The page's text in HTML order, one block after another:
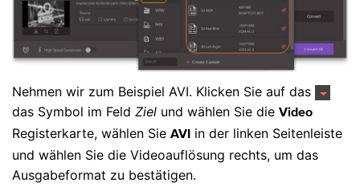
Nehmen wir zum Beispiel AVI. Klicken Sie auf das
das Symbol im Feld Ziel und wählen Sie die Video
Registerkarte, wählen Sie AVI in der linken Seitenleiste
und wählen Sie die Videoauflösung rechts, um das
Ausgabeformat zu bestätigen.